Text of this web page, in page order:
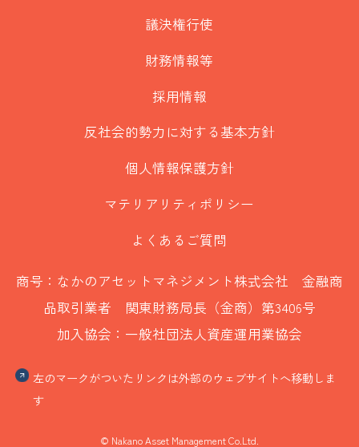
議決権行使
財務情報等
採用情報
反社会的勢力に対する基本方針
個人情報保護方針
マテリアリティポリシー
よくあるご質問
商号：なかのアセットマネジメント株式会社 金融商
品取引業者 関東財務局長（金商）第3406号
加入協会：一般社団法人資産運用業協会
左のマークがついたリンクは外部のウェブサイトへ移動しま
す
© Nakano Asset Management Co.Ltd.